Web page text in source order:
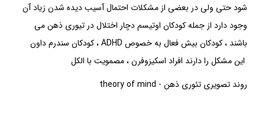
شود حتی ولی در بعضی از مشکلات احتمال آسیب دیده شدن زیاد آن
وجود دارد از جمله کودکان اوتیسمدچار اختلال در تیوری ذهنمی
باشند ، کودکان بیش فعال به خصوص ADHD ، کودکان سندرم داون
این مشکل را دارند افراد اسکیزوفرن ، مصمویت با الکل
روند تصویری تئوری ذهن -
theory of mind